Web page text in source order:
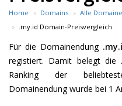
Home Domains
Alle
.my.id Domain-Preisvergleich
Für die Domainendung
registiert. Damit belegt die
Ranking der
Domainendung wurde bei 1